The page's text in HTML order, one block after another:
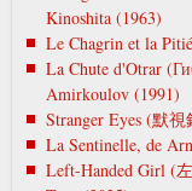
Kinoshita (1963)
Le Chagrin et la
La Chute d'Otrar
Amirkoulov (1991)
Stranger Eyes (默
La Sentinelle, de
Left-Handed Girl (